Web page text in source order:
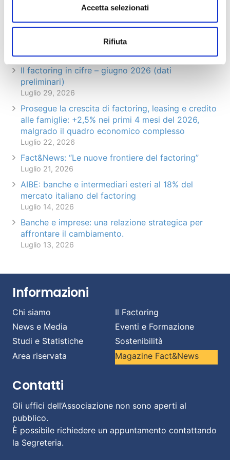
Accetta selezionati
Rifiuta
Il factoring in cifre – giugno 2026 (dati
preliminari)
Luglio 29, 2026
Prosegue la crescita di factoring, leasing e credito
alle famiglie: +2,5% nei primi 4 mesi del 2026,
malgrado il quadro economico complesso
Luglio 22, 2026
Fact&News: “Le nuove frontiere del factoring”
Luglio 21, 2026
AIBE: banche e intermediari esteri al 18% del
mercato italiano del factoring
Luglio 14, 2026
Banche e imprese: una relazione strategica per
affrontare il cambiamento.
Luglio 13, 2026
Informazioni
Chi siamo
Il Factoring
News e Media
Eventi e Formazione
Studi e Statistiche
Sostenibilità
Area riservata
Magazine Fact&News
Contatti
Gli uffici dell’Associazione non sono aperti al
pubblico.
È possibile richiedere un appuntamento contattando
la Segreteria.